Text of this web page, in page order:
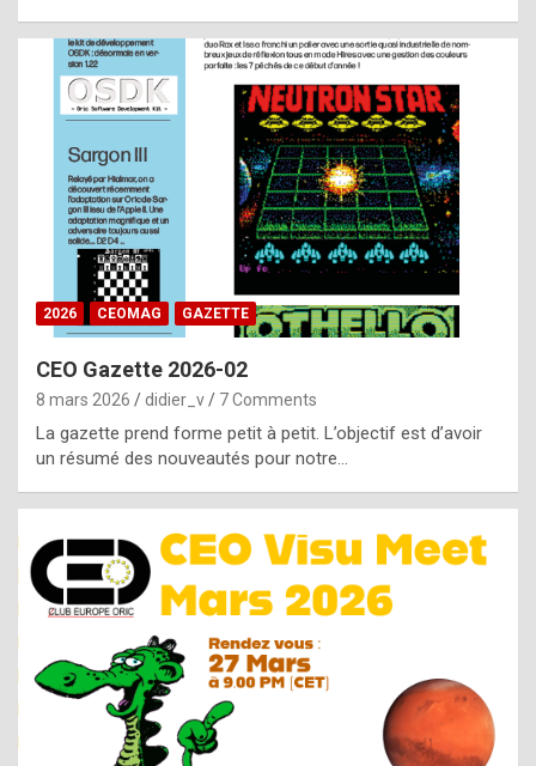
o
m
m
a
y
b
e
b
y
g
e
n
u
i
n
e
R
o
2026 CEOMAG GAZETTE
CEO Gazette 2026-02
8 mars 2026 didier_v 7 Comments
La gazette prend forme petit à petit. L’objectif est d’avoir
un résumé des nouveautés pour notre…